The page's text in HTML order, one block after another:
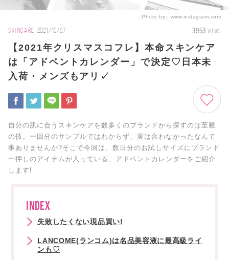
Photo by： www.instagram.com
SKINCARE 2021/10/07 3953 VIEWS
【2021年クリスマスコフレ】本命スキンケア
は「アドベントカレンダー」で決定♡日本未
入荷・メンズもアリ✓
自分の肌に合うスキンケアを数多くのブランドから探すのは至難
の技。一回分のサンプルではわからず、実は合わなかったなんて
事ありませんか?そこで今回は、数日分のお試しサイズにブランド
一押しのアイテムが入っている、アドベントカレンダーをご紹介
します!
INDEX
失敗したくない現品買い!
LANCOME(ランコム)は名品美容液に最高級ライ
ンも♡